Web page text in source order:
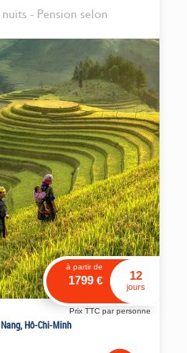
- Pension selon
à partir de
1799€ 12
jours
Prix TTC par personne
Hô-Chi-Minh